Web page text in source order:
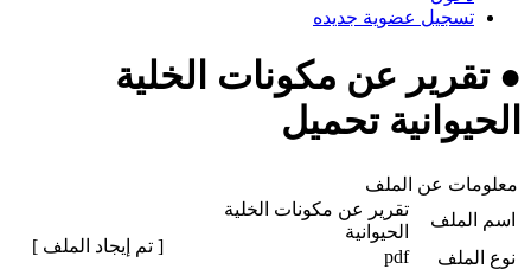
تسجيل عضوية جديده
● تقرير عن مكونات الخلية
الحيوانية تحميل
معلومات عن الملف
اسم الملف
تقرير عن مكونات الخلية
الحيوانية
نوع الملف
pdf
[ تم إيجاد الملف ]